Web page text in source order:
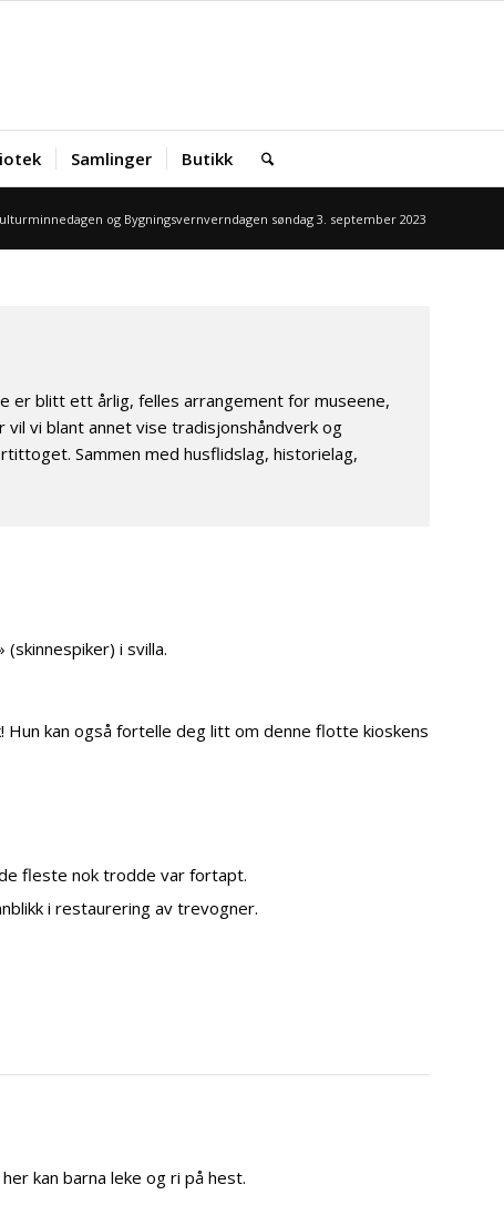
Samlinger Butikk
og Bygningsvernverndagen søndag 3. september 2023
er blitt ett årlig, felles arrangement for museene,
vi blant annet vise tradisjonshåndverk og
Sammen med husflidslag, historielag,
i svilla.
kan også fortelle deg litt om denne flotte kioskens
fleste nok trodde var fortapt.
i restaurering av trevogner.
kan barna leke og ri på hest.